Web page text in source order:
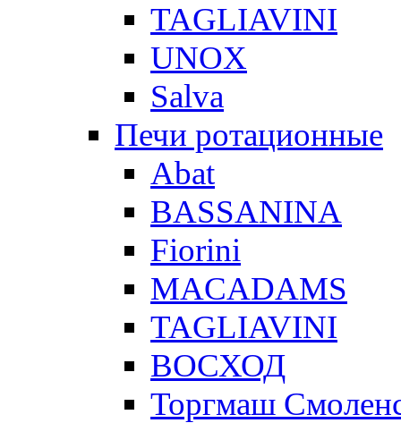
TAGLIAVINI
UNOX
Salva
Печи ротационные
Abat
BASSANINA
Fiorini
MACADAMS
TAGLIAVINI
ВОСХОД
Торгмаш